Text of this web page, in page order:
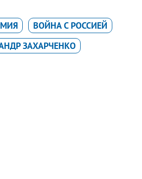
ВОЙНА С РОССИЕЙ
ЗАХАРЧЕНКО